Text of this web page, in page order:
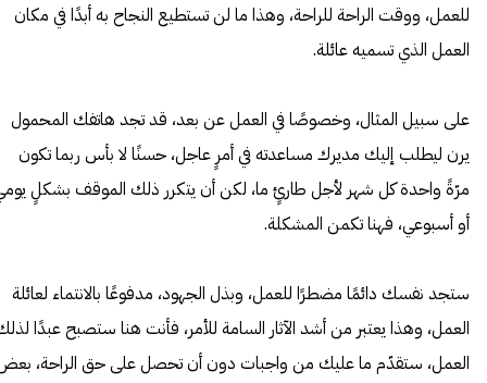
للعمل، ووقت الراحة للراحة، وهذا ما لن تستطيع النجاح به أبدًا في مكان
العمل الذي تسميه عائلة.
على سبيل المثال، وخصوصًا في العمل عن بعد، قد تجد هاتفك المحمول
يرن ليطلب إليك مديرك مساعدته في أمرٍ عاجل، حسنًا لا بأس ربما تكون
مرّةً واحدة كل شهر لأجل طارئٍ ما، لكن أن يتكرر ذلك الموقف بشكلٍ
أو أسبوعي، فهنا تكمن المشكلة.
ستجد نفسك دائمًا مضطرًا للعمل، وبذل الجهود، مدفوعًا بالانتماء لعائلة
العمل، وهذا يعتبر من أشد الآثار السامة للأمر، فأنت هنا ستصبح عبدًا
العمل، ستقدّم ما عليك من واجبات دون أن تحصل على حق الراحة،